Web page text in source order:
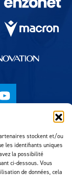
stockent et/ou
les identifiants uniques
la possibilité
ci-dessous. Vous
de données, cela